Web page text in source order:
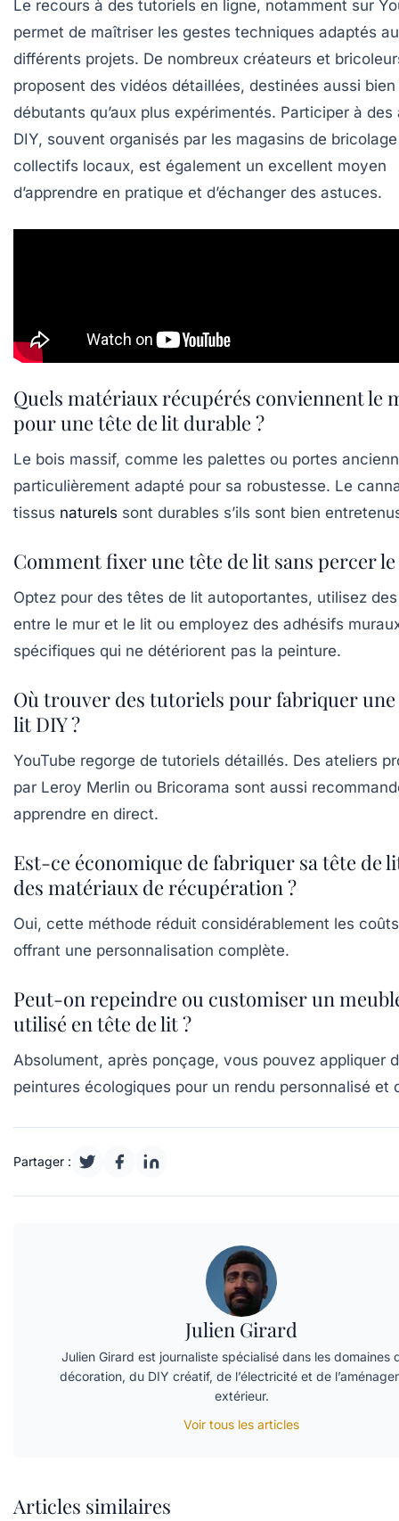
Le recours à des tutoriels en ligne, notamment sur
permet de maîtriser les gestes techniques adaptés
différents projets. De nombreux créateurs et
proposent des vidéos détaillées, destinées aussi bien
débutants qu’aux plus expérimentés. Participer à des
DIY, souvent organisés par les magasins de
collectifs locaux, est également un excellent moyen
d’apprendre en pratique et d’échanger des astuces.
Quels matériaux récupérés conviennent le
pour une tête de lit durable ?
Le bois massif, comme les palettes ou portes
particulièrement adapté pour sa robustesse. Le
tissus naturels sont durables s’ils sont bien
Comment fixer une tête de lit sans percer
Optez pour des têtes de lit autoportantes, utilisez
entre le mur et le lit ou employez des adhésifs
spécifiques qui ne détériorent pas la peinture.
Où trouver des tutoriels pour fabriquer une
lit DIY ?
YouTube regorge de tutoriels détaillés. Des ateliers
par Leroy Merlin ou Bricorama sont aussi
apprendre en direct.
Est-ce économique de fabriquer sa tête de
des matériaux de récupération ?
Oui, cette méthode réduit considérablement les
offrant une personnalisation complète.
Peut-on repeindre ou customiser un
utilisé en tête de lit ?
Absolument, après ponçage, vous pouvez appliquer
peintures écologiques pour un rendu personnalisé et
Partager :
Julien Girard
Julien Girard est journaliste spécialisé dans les domaines
décoration, du DIY créatif, de l’électricité et de
extérieur.
Voir tous les articles
Articles similaires